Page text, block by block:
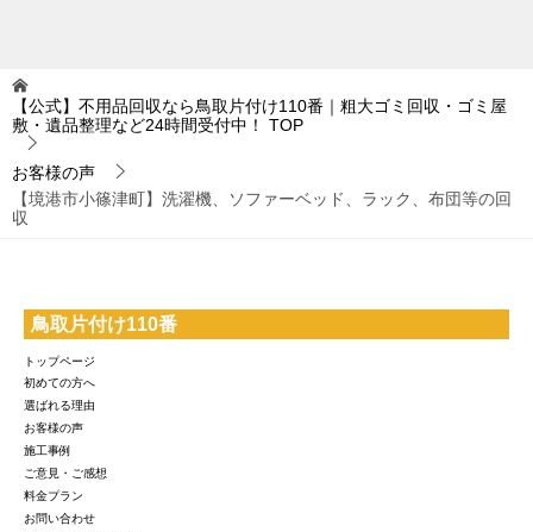
【公式】不用品回収なら鳥取片付け110番｜粗大ゴミ回収・ゴミ屋
敷・遺品整理など24時間受付中！
TOP
お客様の声
【境港市小篠津町】洗濯機、ソファーベッド、ラック、布団等の回
収
鳥取片付け110番
トップページ
初めての方へ
選ばれる理由
お客様の声
施工事例
ご意見・ご感想
料金プラン
お問い合わせ